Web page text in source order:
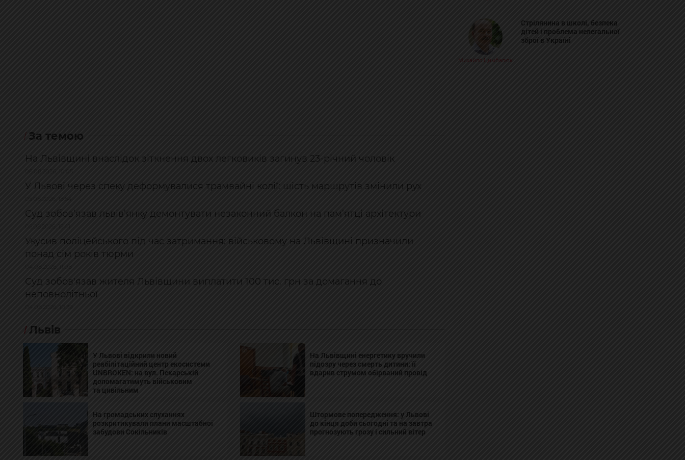
За темою
На Львівщині внаслідок зіткнення двох легковиків загинув 23-річний чоловік
У Львові через спеку деформувалися трамвайні колії: шість маршрутів змінили рух
Суд зобов’язав львів’янку демонтувати незаконний балкон на пам’ятці архітектури
Укусив поліцейського під час затримання: військовому на Львівщині призначили
понад сім років тюрми
Суд зобов'язав жителя Львівщини виплатити 100 тис. грн за домагання до
неповнолітньої
Львів
У Львові відкрили новий
реабілітаційний центр екосистеми
UNBROKEN: на вул. Пекарській
допомагатимуть військовим
та цивільним
На Львівщині енергетику вручили
підозру через смерть дитини: її
вдарив струмом обірваний провід
На громадських слуханнях
розкритикували плани масштабної
забудови Сокільників
Штормове попередження: у Львові
до кінця доби сьогодні та на завтра
прогнозують грозу і сильний вітер
Михайло Цимбалюк
Стрілянина в школі, безпека
дітей і проблема нелегальної
зброї в Україні